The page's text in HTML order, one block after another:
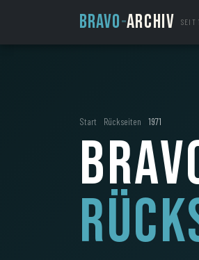
BRAVO-ARCHIV SEIT
Start Rückseiten 1971